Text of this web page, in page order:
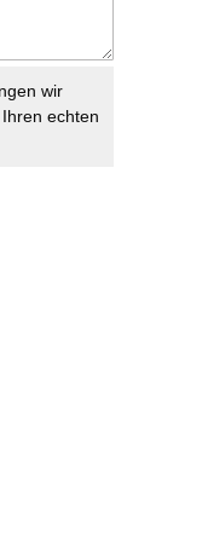
wir
echten